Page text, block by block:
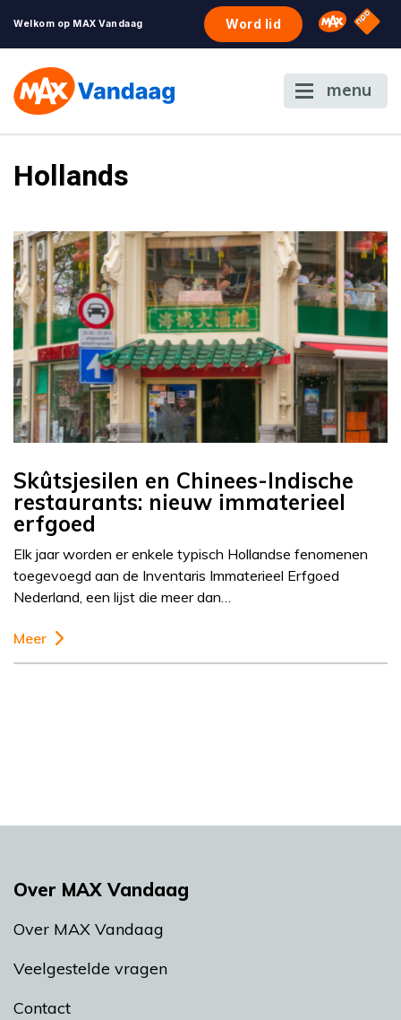
Welkom op MAX Vandaag Word lid Omroep
NPO
menu
Hollands
Skûtsjesilen en Chinees-Indische
restaurants: nieuw immaterieel
erfgoed
Elk jaar worden er enkele typisch Hollandse fenomenen
toegevoegd aan de Inventaris Immaterieel Erfgoed
Nederland, een lijst die meer dan…
Meer
Over MAX Vandaag
Over MAX Vandaag
Veelgestelde vragen
Contact